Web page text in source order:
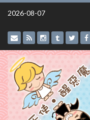
Skip
2026-08-07